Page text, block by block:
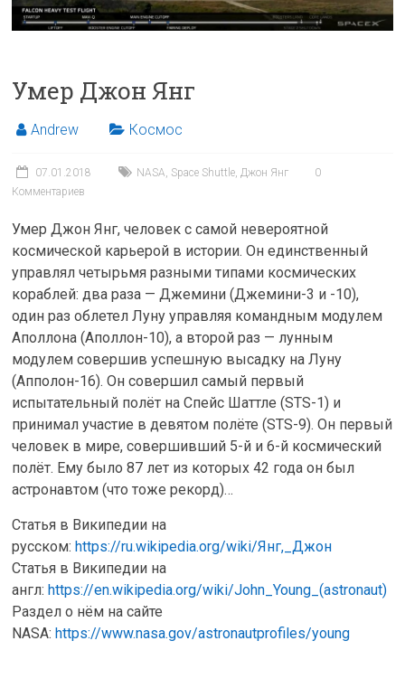
Умер Джон Янг
Andrew Космос
07.01.2018 NASA, Space Shuttle,Джон Янг
0
Комментариев
Умер Джон Янг, человек с самой невероятной
космической карьерой в истории. Он единственный
управлял четырьмя разными типами космических
кораблей: два раза — Джемини (Джемини-3 и -10),
один раз облетел Луну управляя командным модулем
Аполлона (Аполлон-10), а второй раз — лунным
модулем совершив успешную высадку на Луну
(Апполон-16). Он совершил самый первый
испытательный полёт на Спейс Шаттле (STS-1) и
принимал участие в девятом полёте (STS-9). Он первый
человек в мире, совершивший 5-й и 6-й космический
полёт. Ему было 87 лет из которых 42 года он был
астронавтом (что тоже рекорд)…
Статья в Википедии на
русском: https://ru.wikipedia.org/wiki/Янг,_Джон
Статья в Википедии на
англ: https://en.wikipedia.org/wiki/John_Young_(astronaut)
Раздел о нём на сайте
NASA: https://www.nasa.gov/astronautprofiles/young